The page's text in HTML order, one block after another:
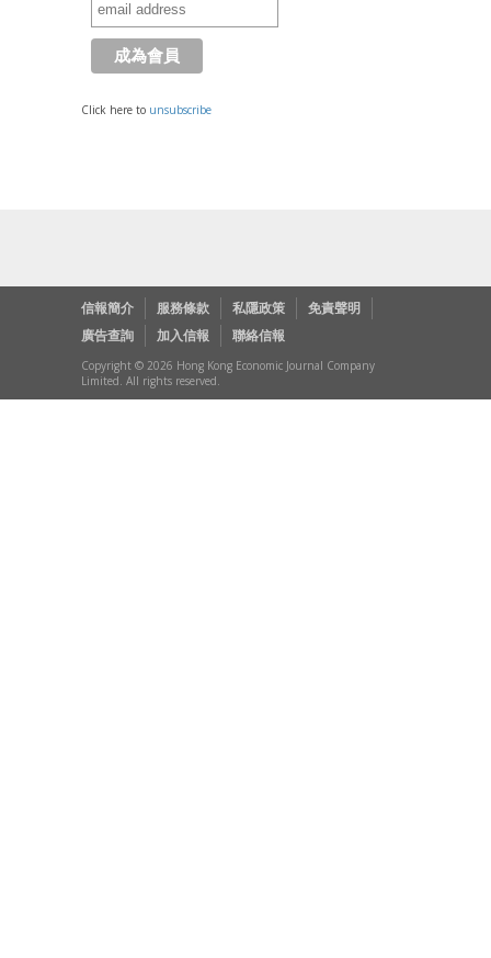
Click here to unsubscribe
信報簡介 服務條款 私隱政策
免責聲明
廣告查詢
加入信報 聯絡信報
Copyright © 2026 Hong Kong Economic Journal Company
Limited. All rights reserved.